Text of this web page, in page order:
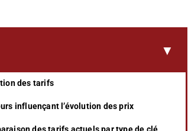
des tarifs
influençant l’évolution des prix